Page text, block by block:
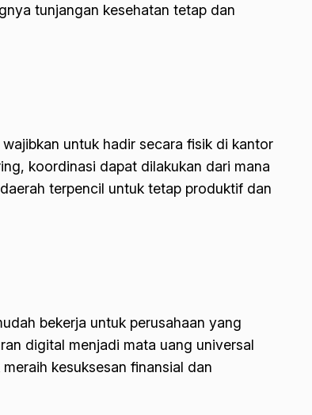
tunjangan kesehatan tetap dan
untuk hadir secara fisik di kantor
koordinasi dapat dilakukan dari mana
terpencil untuk tetap produktif dan
bekerja untuk perusahaan yang
digital menjadi mata uang universal
kesuksesan finansial dan